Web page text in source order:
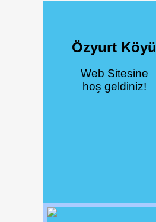
Özyurt Köyü
Web Sitesine
hoş geldiniz!